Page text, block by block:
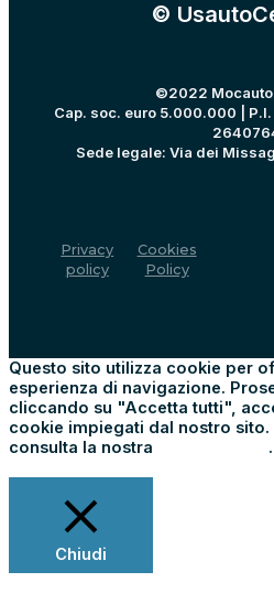
©
©2022
Cap. soc. euro 5.000.000 |
Sede legale: Via dei
Privacy
policy
Cookies
Policy
Questo sito utilizza cookie per
esperienza di navigazione.
cliccando su "Accetta tutti",
cookie impiegati dal nostro
consulta la nostra
.
Chiudi